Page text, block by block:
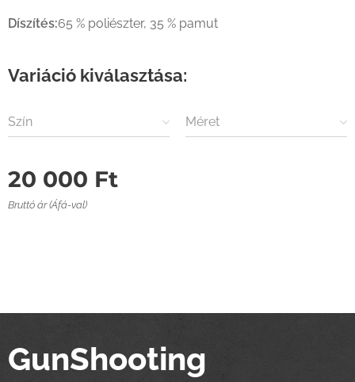
Díszítés:65 % poliészter, 35 % pamut
Variáció kiválasztása:
Szín Méret
20 000 Ft
Bruttó ár (Áfá-val)
GunShooting